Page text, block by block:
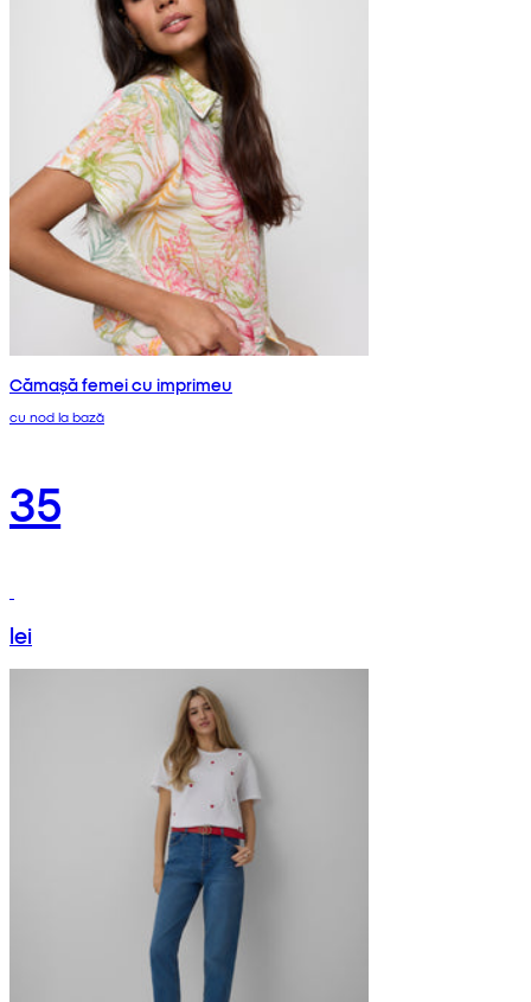
Cămașă femei cu imprimeu
cu nod la bază
35
lei